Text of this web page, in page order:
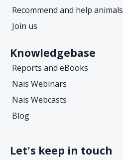
Recommend and help animals
Join us
Knowledgebase
Reports and eBooks
Nais Webinars
Nais Webcasts
Blog
Let's keep in touch